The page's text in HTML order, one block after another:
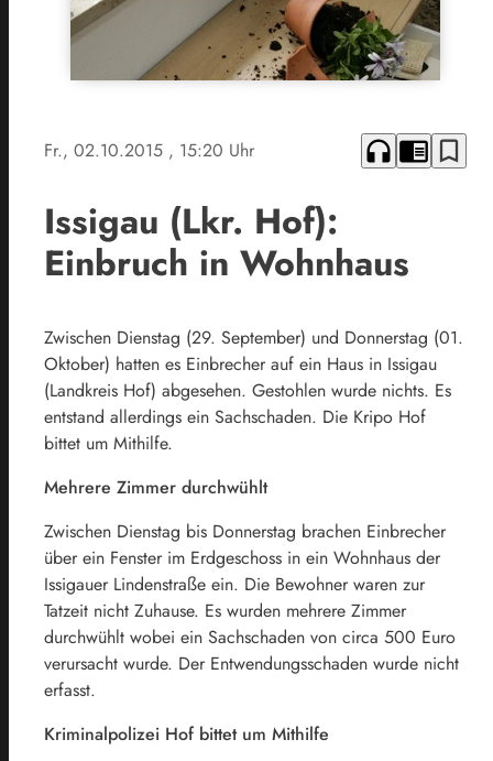
Fr., 02.10.2015 , 15:20 Uhr headphones chrome_reader_mode bookmark_border
Issigau (Lkr. Hof):
Einbruch in Wohnhaus
Zwischen Dienstag (29. September) und Donnerstag (01.
Oktober) hatten es Einbrecher auf ein Haus in Issigau
(Landkreis Hof) abgesehen. Gestohlen wurde nichts. Es
entstand allerdings ein Sachschaden. Die Kripo Hof
bittet um Mithilfe.
Mehrere Zimmer durchwühlt
Zwischen Dienstag bis Donnerstag brachen Einbrecher
über ein Fenster im Erdgeschoss in ein Wohnhaus der
Issigauer Lindenstraße ein. Die Bewohner waren zur
Tatzeit nicht Zuhause. Es wurden mehrere Zimmer
durchwühlt wobei ein Sachschaden von circa 500 Euro
verursacht wurde. Der Entwendungsschaden wurde nicht
erfasst.
Kriminalpolizei Hof bittet um Mithilfe